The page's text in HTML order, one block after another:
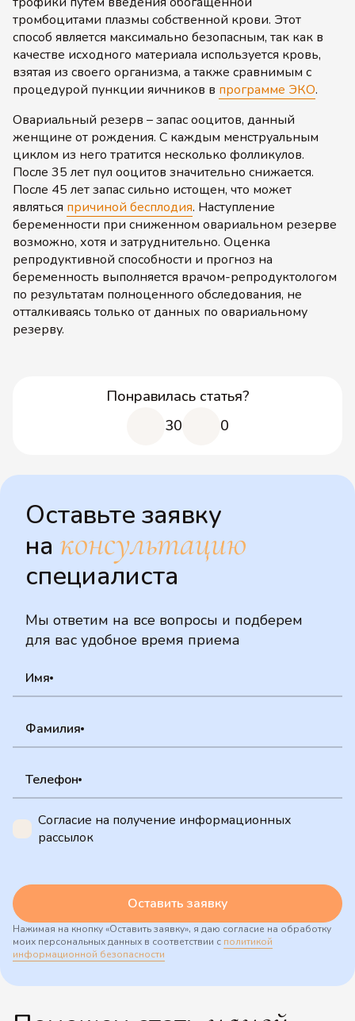
тромбоцитами плазмы собственной крови. Этот
способ является максимально безопасным, так как в
качестве исходного материала используется кровь,
взятая из своего организма, а также сравнимым с
процедурой пункции яичников в программе ЭКО.
Овариальный резерв – запас ооцитов, данный
женщине от рождения. С каждым менструальным
циклом из него тратится несколько фолликулов.
После 35 лет пул ооцитов значительно снижается.
После 45 лет запас сильно истощен, что может
являться причиной бесплодия. Наступление
беременности при сниженном овариальном резерве
возможно, хотя и затруднительно. Оценка
репродуктивной способности и прогноз на
беременность выполняется врачом-репродуктологом
по результатам полноценного обследования, не
отталкиваясь только от данных по овариальному
резерву.
Понравилась статья?
30
0
Оставьте заявку
на консультацию
специалиста
Мы ответим на все вопросы и подберем
для вас удобное время приема
Имя
Фамилия
Телефон
Согласие на получение информационных
рассылок
Оставить заявку
Нажимая на кнопку «Оставить заявку», я даю согласие на обработку
моих персональных данных в соответствии с политикой
информационной безопасности